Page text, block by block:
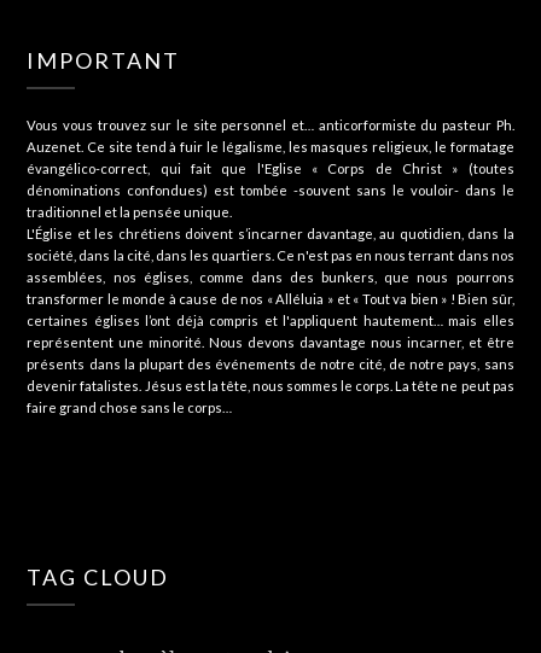
IMPORTANT
Vous vous trouvez sur le site personnel et… anticorformiste du pasteur Ph.
Auzenet. Ce site tend à fuir le légalisme, les masques religieux, le formatage
évangélico-correct, qui fait que l'Eglise « Corps de Christ » (toutes
dénominations confondues) est tombée -souvent sans le vouloir- dans le
traditionnel et la pensée unique.
L'Église et les chrétiens doivent s’incarner davantage, au quotidien, dans la
société, dans la cité, dans les quartiers. Ce n'est pas en nous terrant dans nos
assemblées, nos églises, comme dans des bunkers, que nous pourrons
transformer le monde à cause de nos « Alléluia » et « Tout va bien » ! Bien sûr,
certaines églises l’ont déjà compris et l'appliquent hautement… mais elles
représentent une minorité. Nous devons davantage nous incarner, et être
présents dans la plupart des événements de notre cité, de notre pays, sans
devenir fatalistes. Jésus est la tête, nous sommes le corps. La tête ne peut pas
faire grand chose sans le corps…
TAG CLOUD